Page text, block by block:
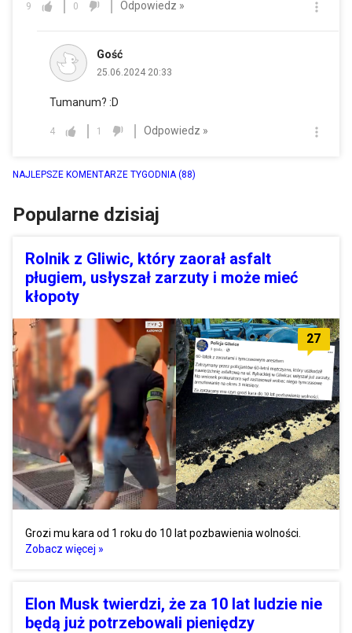
9 0 Odpowiedz »
Gość
25.06.2024 20:33
Tumanum? :D
4 1 Odpowiedz »
NAJLEPSZE KOMENTARZE TYGODNIA(88)
Popularne dzisiaj
Rolnik z Gliwic, który zaorał asfalt
pługiem, usłyszał zarzuty i może mieć
kłopoty
27
Grozi mu kara od 1 roku do 10 lat pozbawienia wolności.
Zobacz więcej »
Elon Musk twierdzi, że za 10 lat ludzie nie
będą już potrzebowali pieniędzy